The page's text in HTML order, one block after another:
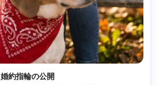
婚約指輪の公開